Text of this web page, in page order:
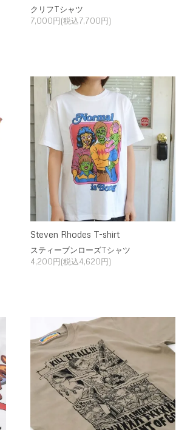
クリフTシャツ
7,000円(税込7,700円)
Steven Rhodes T-shirt
スティーブンローズTシャツ
4,200円(税込4,620円)